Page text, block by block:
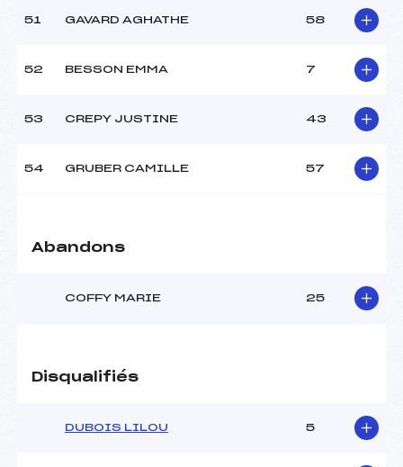
51 GAVARD AGHATHE 58
52 BESSON EMMA 7
53 CREPY JUSTINE 43
54 GRUBER CAMILLE 57
Abandons
COFFY MARIE 25
Disqualifiés
DUBOIS LILOU 5